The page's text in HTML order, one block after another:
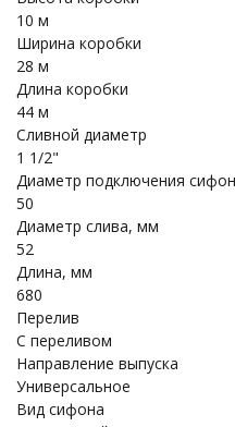
10 м
Ширина коробки
28 м
Длина коробки
44 м
Сливной диаметр
1 1/2"
Диаметр подключения
50
Диаметр слива, мм
52
Длина, мм
680
Перелив
С переливом
Направление выпуска
Универсальное
Вид сифона